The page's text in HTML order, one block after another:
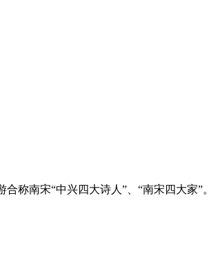
称南宋“中兴四大诗人”、“南宋四大家”。